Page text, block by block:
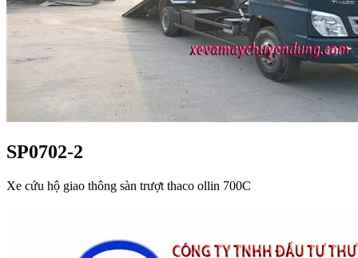
SP0702-2
Xe cứu hộ giao thông sàn trượt thaco ollin 700C